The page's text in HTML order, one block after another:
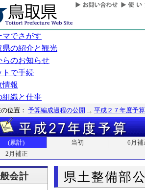
マでさがす
県の紹介と観光
らのお知らせ
トで手続
情報
組織と仕事
位置： 予算編成過程の公開 平成２７年度予算
(累計) 当初
6月補
2月補正
会計 県土整備部